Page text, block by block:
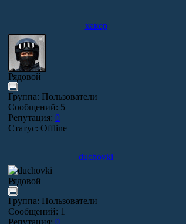
хакер
Рядовой
Группа: Пользователи
Сообщений: 5
Репутация: 0
Статус: Offline
duchovki
Рядовой
Группа: Пользователи
Сообщений: 1
Репутация: 0